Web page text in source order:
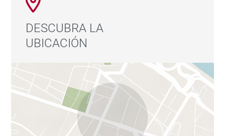
DESCUBRA LA
UBICACIÓN